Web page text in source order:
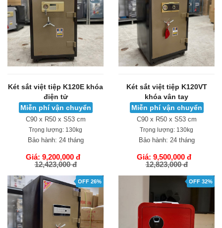
Két sắt việt tiệp K120E khóa
điện tử
Miễn phí vận chuyển
C90 x R50 x S53 cm
Trọng lượng: 130kg
Bảo hành: 24 tháng
Giá: 9,200,000 đ
12,423,000 đ
GIỎ HÀNG
Két sắt việt tiệp K120VT
khóa vân tay
Miễn phí vận chuyển
C90 x R50 x S53 cm
Trọng lượng: 130kg
Bảo hành: 24 tháng
Giá: 9,500,000 đ
12,823,000 đ
GIỎ HÀNG
OFF 26% OFF 32%